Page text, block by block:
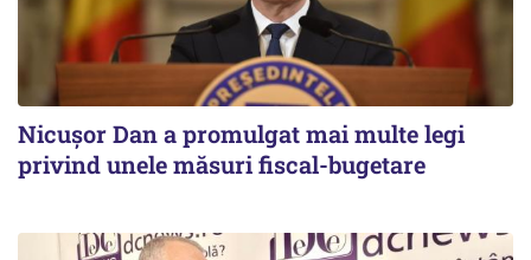
Nicușor Dan a promulgat mai multe legi
privind unele măsuri fiscal-bugetare